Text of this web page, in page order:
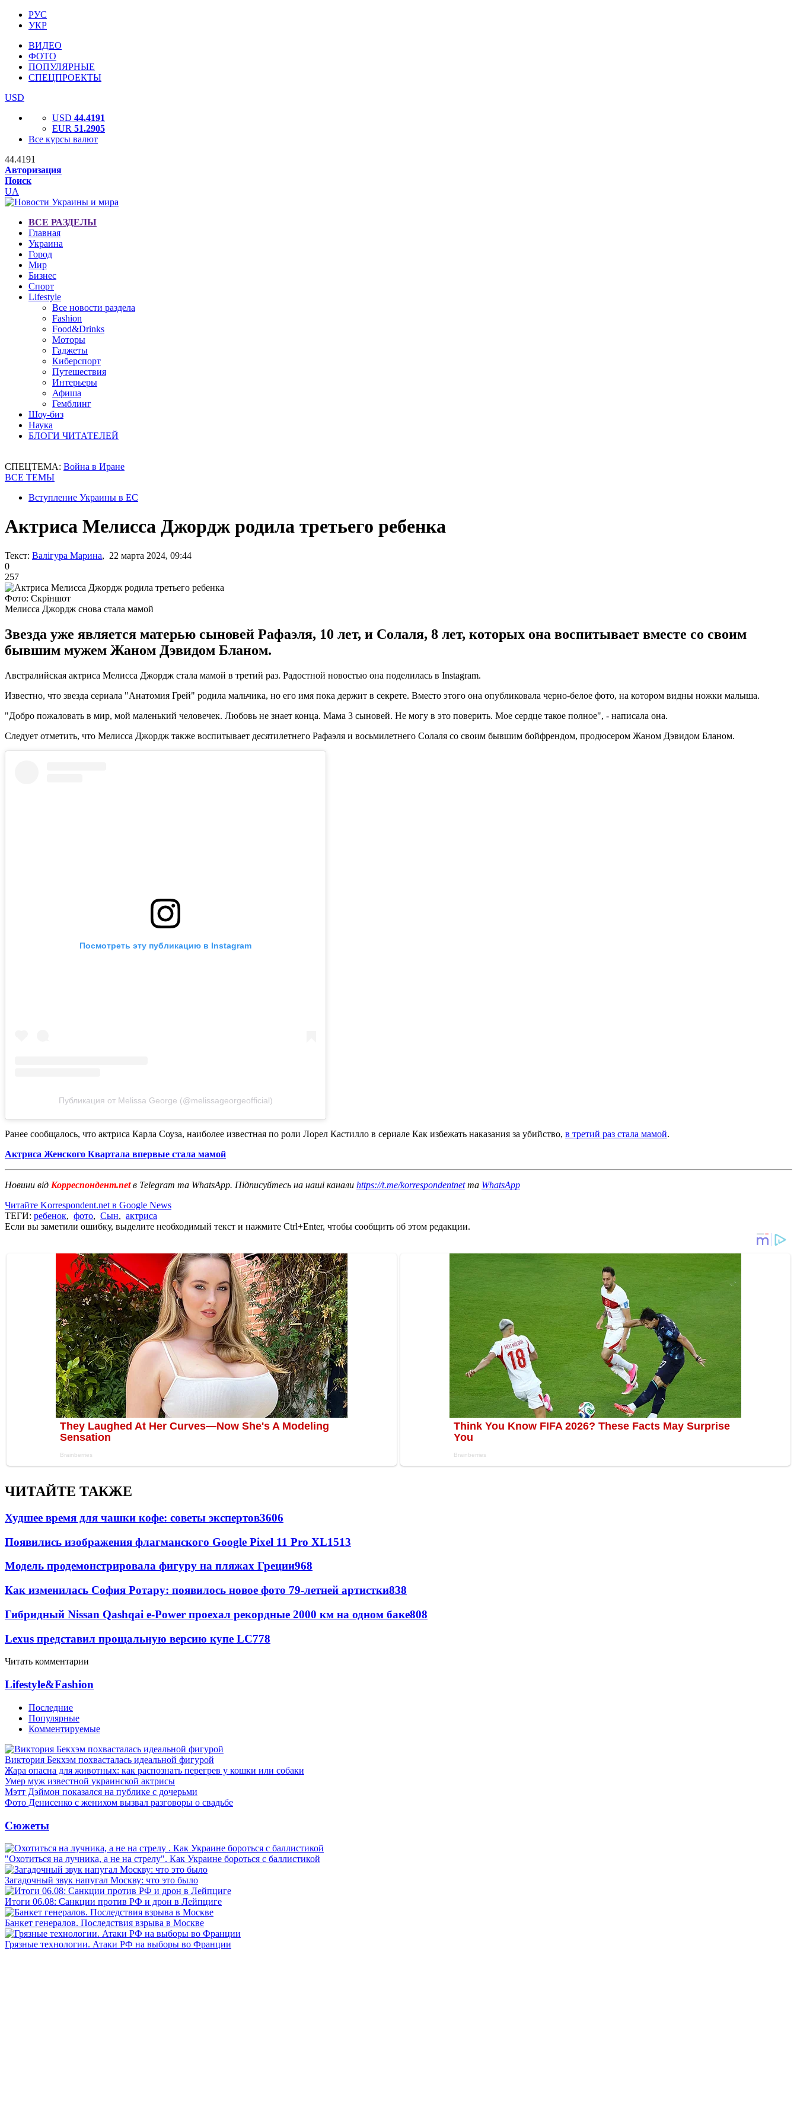
РУС
УКР
ВИДЕО
ФОТО
ПОПУЛЯРНЫЕ
СПЕЦПРОЕКТЫ
USD
USD 44.4191
EUR 51.2905
Все курсы валют
44.4191
Авторизация
Поиск
UA
ВСЕ РАЗДЕЛЫ
Главная
Украина
Город
Мир
Бизнес
Спорт
Lifestyle
Все новости раздела
Fashion
Food&Drinks
Моторы
Гаджеты
Киберспорт
Путешествия
Интерьеры
Афиша
Гемблинг
Шоу-биз
Наука
БЛОГИ ЧИТАТЕЛЕЙ
СПЕЦТЕМА: Война в Иране
ВСЕ ТЕМЫ
Вступление Украины в ЕС
Актриса Мелисса Джордж родила третьего ребенка
Текст: Валігура Марина, 22 марта 2024, 09:44
0
257
Фото: Скріншот
Мелисса Джордж снова стала мамой
Звезда уже является матерью сыновей Рафаэля, 10 лет, и Солаля, 8 лет, которых она воспитывает вместе со своим
бывшим мужем Жаном Дэвидом Бланом.
Австралийская актриса Мелисса Джордж стала мамой в третий раз. Радостной новостью она поделилась в Instagram.
Известно, что звезда сериала "Анатомия Грей" родила мальчика, но его имя пока держит в секрете. Вместо этого она опубликовала черно-белое фото, на котором видны ножки малыша.
"Добро пожаловать в мир, мой маленький человечек. Любовь не знает конца. Мама 3 сыновей. Не могу в это поверить. Мое сердце такое полное", - написала она.
Следует отметить, что Мелисса Джордж также воспитывает десятилетнего Рафаэля и восьмилетнего Солаля со своим бывшим бойфрендом, продюсером Жаном Дэвидом Бланом.
Посмотреть эту публикацию в Instagram
Публикация от Melissa George (@melissageorgeofficial)
Ранее сообщалось, что актриса Карла Соуза, наиболее известная по роли Лорел Кастилло в сериале Как избежать наказания за убийство, в третий раз стала мамой.
Актриса Женского Квартала впервые стала мамой
Новини від Корреспондент.netв Telegram та WhatsApp. Підписуйтесь на наші канали https://t.me/korrespondentnetта WhatsApp
Читайте Korrespondent.net в Google News
ТЕГИ: ребенок, фото, Сын, актриса
Если вы заметили ошибку, выделите необходимый текст и нажмите Ctrl+Enter, чтобы сообщить об этом редакции.
ЧИТАЙТЕ ТАКЖЕ
Худшее время для чашки кофе: советы экспертов3606
Появились изображения флагманского Google Pixel 11 Pro XL1513
Модель продемонстрировала фигуру на пляжах Греции968
Как изменилась София Ротару: появилось новое фото 79-летней артистки838
Гибридный Nissan Qashqai e-Power проехал рекордные 2000 км на одном баке808
Lexus представил прощальную версию купе LC778
Читать комментарии
Lifestyle&Fashion
Последние
Популярные
Комментируемые
Виктория Бекхэм похвасталась идеальной фигурой
Жара опасна для животных: как распознать перегрев у кошки или собаки
Умер муж известной украинской актрисы
Мэтт Дэймон показался на публике с дочерьми
Фото Денисенко с женихом вызвал разговоры о свадьбе
Сюжеты
"Охотиться на лучника, а не на стрелу". Как Украине бороться с баллистикой
Загадочный звук напугал Москву: что это было
Итоги 06.08: Санкции против РФ и дрон в Лейпциге
Банкет генералов. Последствия взрыва в Москве
Грязные технологии. Атаки РФ на выборы во Франции